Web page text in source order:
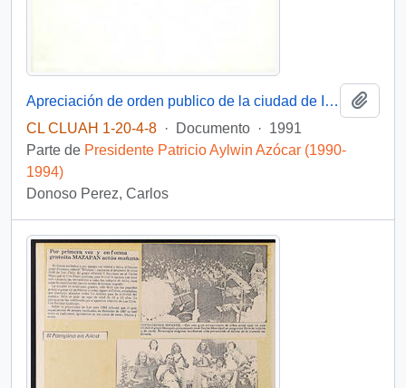
Apreciación de orden publico de la ciudad de Iquique-Arica y localidades interiores, con motivo de la visita de S.E a esa región.
CL CLUAH 1-20-4-8 · Documento · 1991
Parte de Presidente Patricio Aylwin Azócar (1990-
1994)
Donoso Perez, Carlos